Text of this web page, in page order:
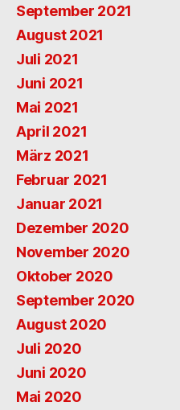
September 2021
August 2021
Juli 2021
Juni 2021
Mai 2021
April 2021
März 2021
Februar 2021
Januar 2021
Dezember 2020
November 2020
Oktober 2020
September 2020
August 2020
Juli 2020
Juni 2020
Mai 2020